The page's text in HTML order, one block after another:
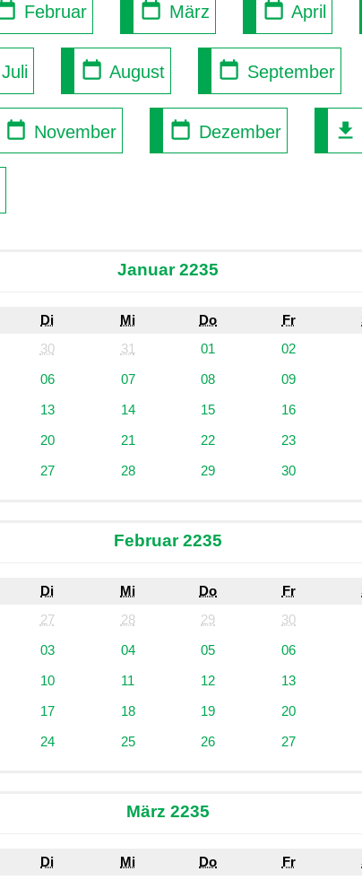
Februar März April
Juli August September
November Dezember
Januar 2235
Di Mi Do Fr
30 31 01 02
06 07 08 09
13 14 15 16
20 21 22 23
27 28 29 30
Februar 2235
Di Mi Do Fr
27 28 29 30
03 04 05 06
10 11 12 13
17 18 19 20
24 25 26 27
März 2235
Di Mi Do Fr